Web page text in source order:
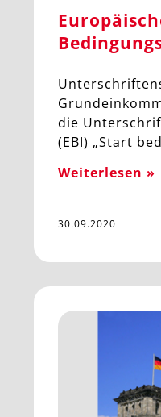
die
(EBI) „Start
Weiterlesen »
30.09.2020